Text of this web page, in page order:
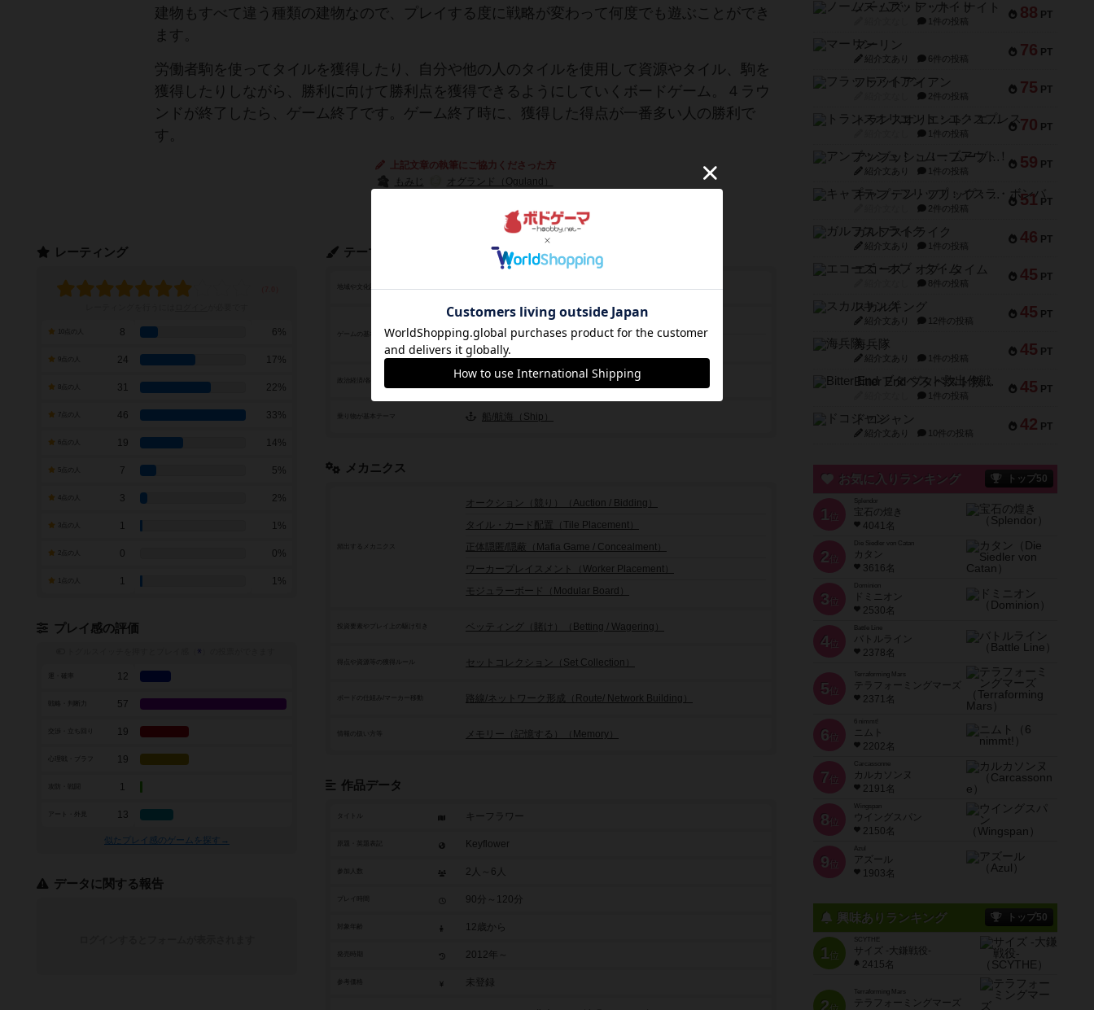
建物もすべて違う種類の建物なので、プレイする度に戦略が変わって何度でも遊ぶことができ
ます。
労働者駒を使ってタイルを獲得したり、自分や他の人のタイルを使用して資源やタイル、駒を
獲得したりしながら、勝利に向けて勝利点を獲得できるようにしていくボードゲーム。４ラウ
ンドが終了したら、ゲーム終了です。ゲーム終了時に、獲得した得点が一番多い人の勝利で
す。
上記文章の執筆にご協力くださった方
もみじ
オグランド（Oguland）
テーマ/フレーバー
地域や文化圏など ヨーロッパ（Europe）
ゲームの基本目的
建物や都市建設（City Builder）
領地拡大（Territory）
政治経済/各種産業 経済/経営（Economy）
乗り物が基本テーマ 船/航海（Ship）
メカニクス
頻出するメカニクス
オークション（競り）（Auction / Bidding）
タイル・カード配置（Tile Placement）
正体隠匿/隠蔽（Mafia Game / Concealment）
ワーカープレイスメント（Worker Placement）
モジュラーボード（Modular Board）
投資要素やプレイ上の駆け引き ベッティング（賭け）（Betting / Wagering）
セットコレクション（Set Collection）
ボードの仕組み/マーカー移動 路線/ネットワーク形成（Route/ Network Building）
メモリー（記憶する）（Memory）
作品データ
タイトル キーフラワー
Keyflower
参加人数 2人～6人
90分～120分
12歳から
2012年～
参考価格 未登録
レーティング
8 6%
24 17%
31 22%
7点の人 46 33%
19 14%
7 5%
3 2%
1 1%
0 0%
1 1%
プレイ感の評価
※
12
戦略・判断力 57
19
19
1
アート・外見 13
似たプレイ感のゲームを探す→
データに関する報告
88 PT
ノームズ・アット・ナイト
1件の投稿
76 PT
マーリン
紹介文あり 6件の投稿
75 PT
フラットアイアン
2件の投稿
70 PT
トランスオリエント・エクスプレス
1件の投稿
59 PT
アンブッシュ！：ムーブアウト！
紹介文あり 1件の投稿
51 PT
キャプテン・フリップ：イスラ・ボンバ
2件の投稿
46 PT
ガルフストライク
紹介文あり 1件の投稿
45 PT
エコーズ・オブ・タイム
8件の投稿
45 PT
スカルキング
紹介文あり 12件の投稿
45 PT
海兵隊
紹介文あり 1件の投稿
45 PT
Bitter End ブタペスト救出作戦
1件の投稿
42 PT
ドコジャン
紹介文あり 10件の投稿
お気に入りランキング トップ50
1 位
宝石の煌き
4041名
2 位
Die Siedler von Catan
カタン
3616名
3 位
ドミニオン
2530名
4位
Battle Line
バトルライン
2378名
5 位
Terraforming Mars
テラフォーミングマーズ
2371名
6 位
ニムト
2202名
7 位
Carcassonne
カルカソンヌ
2191名
8 位
Wingspan
ウイングスパン
2150名
9 位
Azul
アズール
1903名
興味ありランキング トップ50
1位
SCYTHE
サイズ -大鎌戦役-
2415名
2
Terraforming Mars
テラフォーミングマーズ